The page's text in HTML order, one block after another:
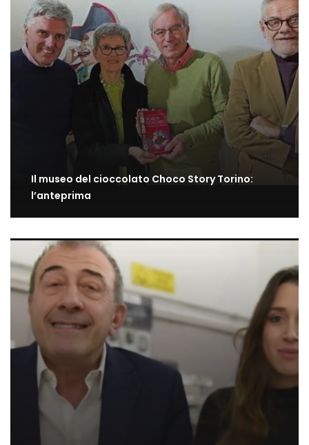
Il museo del cioccolato Choco Story Torino:
l’anteprima